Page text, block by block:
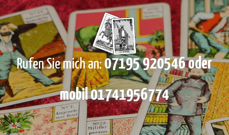
Rufen Sie mich an:07195 920546 oder
mobil 01741956774